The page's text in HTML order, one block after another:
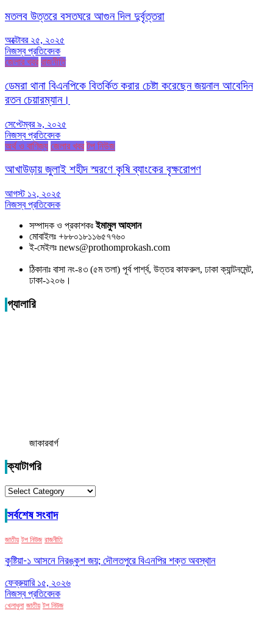
মতলব উত্তরে বসতঘরে আগুন দিল দুর্বৃত্তরা
অক্টোবর ২৫, ২০২৫
নিজস্ব প্রতিবেদক
জেলার খবর রাজনীতি
ডেমরা থানা বিএনপিকে বিতর্কিত করার চেষ্টা করেছেন জয়নাল আবেদিন
রতন চেয়ারম্যান।
সেপ্টেম্বর ৯, ২০২৫
নিজস্ব প্রতিবেদক
অর্থ ও বাণিজ্য জেলার খবর টপ নিউজ
আখাউড়ায় জুলাই শহীদ স্মরণে কৃষি ব্যাংকের বৃক্ষরোপণ
আগস্ট ১২, ২০২৫
নিজস্ব প্রতিবেদক
সম্পাদক ও প্রকাশকঃইমামুল আহসান
মোবাইলঃ +৮৮০১৮১১৬৫৭৭৬০
ই-মেইলঃ news@prothomprokash.com
ঠিকানাঃ বাসা নং-৪৩ (৫ম তলা) পূর্ব পার্শ্ব, উত্তর কাফরুল, ঢাকা ক্যান্টনমেন্ট,
ঢাকা-১২০৬।
গ্যালারি
জাকারবার্গ
ক্যাটাগরি
ক্যাটাগরি
সর্বশেষ সংবাদ
জাতীয় টপ নিউজ রাজনীতি
কুষ্টিয়া-১ আসনে নিরঙ্কুশ জয়; দৌলতপুরে বিএনপির শক্ত অবস্থান
ফেব্রুয়ারি ১৫, ২০২৬
নিজস্ব প্রতিবেদক
খেলাধুলা জাতীয় টপ নিউজ